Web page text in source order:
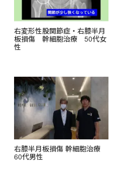
右変形性股関節症・右膝半月
板損傷 幹細胞治療 50代女
性
右膝半月板損傷 幹細胞治療
60代男性